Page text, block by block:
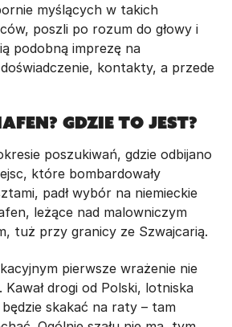
myślących w takich
poszli po rozum do głowy i
podobną imprezę na
kontakty, a przede
Gdzie to jest?
poszukiwań, gdzie odbijano
które bombardowały
padł wybór na niemieckie
leżące nad malowniczym
tuż przy granicy ze Szwajcarią.
pierwsze wrażenie nie
Kawał drogi od Polski, lotniska
skakać na raty – tam